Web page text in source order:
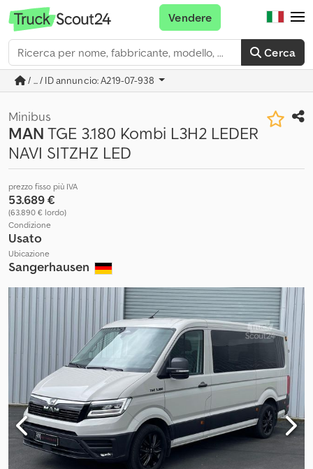
Cerca
Vendere
/ ... / ID annuncio: A219-07-938
Minibus
MANTGE 3.180 Kombi L3H2 LEDER
NAVI SITZHZ LED
prezzo fisso più IVA
53.689 €
(63.890 € lordo)
Condizione
Usato
Ubicazione
Sangerhausen